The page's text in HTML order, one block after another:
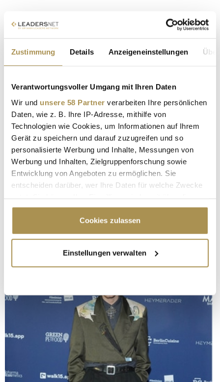
Zustimmung Details Anzeigeneinstellungen
Verantwortungsvoller Umgang mit Ihren Daten
Wir und unsere 58 Partner verarbeiten Ihre persönlichen
Daten, wie z. B. Ihre IP-Adresse, mithilfe von
Technologien wie Cookies, um Informationen auf Ihrem
Gerät zu speichern und darauf zuzugreifen und so
personalisierte Werbung und Inhalte, Messungen von
Werbung und Inhalten, Zielgruppenforschung sowie
Entwicklung von Angeboten zu ermöglichen. Sie
entscheiden darüber, wer Ihre Daten für welche Zwecke
Cookie-Erklärung oder durch Klicken auf das Privacy
Trigger Symbol ändern oder widerrufen
Informationen über Ihre geografische Lage
erfassen, welche bis auf einige Meter genau sein
bestimmten Merkmalen (Fingerprinting) identifizieren
Erfahren Sie mehr darüber, wie Ihre persönlichen Daten
verarbeitet werden, und legen Sie Ihre Präferenzen im
Abschnitt Einzelheiten
fest.
Wir verwenden Cookies, um Inhalte und Anzeigen zu
personalisieren, Funktionen für soziale Medien anbieten
Cookies zulassen
Einstellungen verwalten